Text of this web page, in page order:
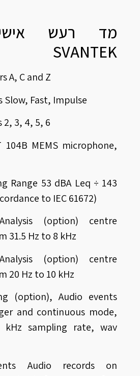
מד רעש
SVANTEK
A, C and Z
Slow, Fast, Impulse
2, 3, 4, 5, 6
104B MEMS microphone,
Range 53 dBA Leq ÷ 143
to IEC 61672)
(option) centre
31.5 Hz to 8 kHz
(option) centre
20 Hz to 10 kHz
(option), Audio events
and continuous mode,
sampling rate, wav
Audio records on